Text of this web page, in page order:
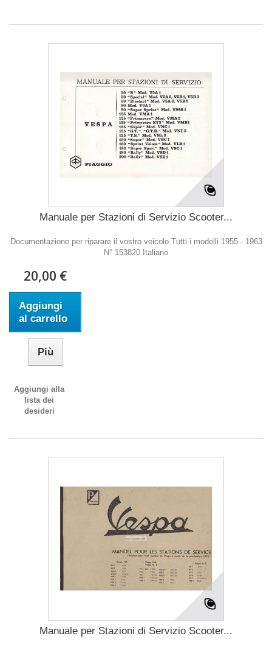
Manuale per Stazioni di Servizio Scooter...
Documentazione per riparare il vostro veicolo Tutti i modelli 1955 - 1963
N° 153820 Italiano
20,00 €
Aggiungi
al carrello
Più
Aggiungi alla
lista dei
desideri
Manuale per Stazioni di Servizio Scooter...